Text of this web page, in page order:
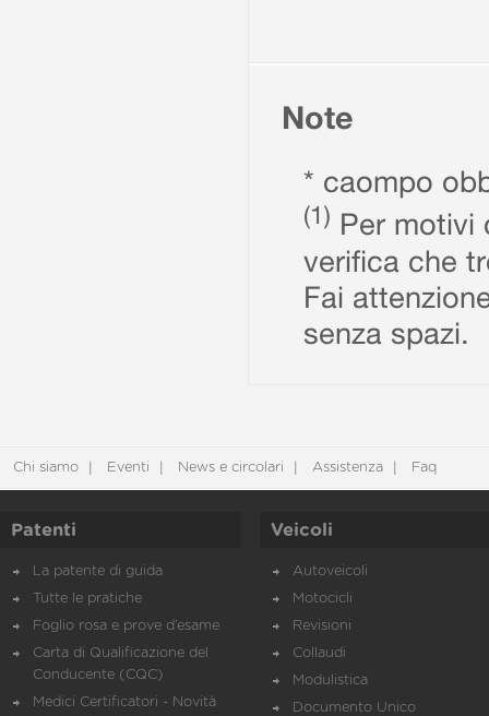
Note
* caompo
(1) Per motivi
verifica che
Fai
senza spazi.
Chi siamo Eventi News e circolari Assistenza Faq
Patenti
La patente di guida
Tutte le pratiche
Foglio rosa e prove d’esame
Carta di Qualificazione del
Conducente (CQC)
Medici Certificatori - Novità
Veicoli
Autoveicoli
Motocicli
Revisioni
Collaudi
Modulistica
Documento Unico